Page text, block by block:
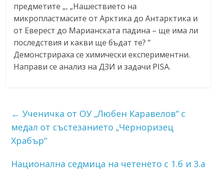
предметите „, „Нашествието на
микропластмасите от Арктика до Антарктика и
от Еверест до Марианската падина – ще има ли
последствия и какви ще бъдат те? “
Демонстрираха се химически експериментни.
Направи се анализ на ДЗИ и задачи PISA.
← Ученичка от ОУ „Любен Каравелов“ с
медал от състезанието „Черноризец
Храбър“
Национална седмица на четенето с 1.б и 3.а